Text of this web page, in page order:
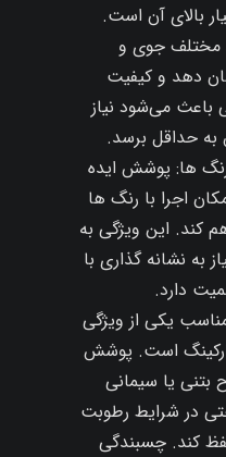
بالای آن است.
مختلف جوی و
دهد و کیفیت
باعث می‌شود نیاز
به حداقل برسد.
ها: پوشش ایده‌
اجرا با رنگ‌ ها
کند. این ویژگی به
به نشانه‌ گذاری با
دارد.
یکی از ویژگی‌
است. پوشش
بتنی یا سیمانی
در شرایط رطوبت
کند. چسبندگی